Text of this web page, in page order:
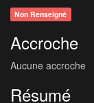
Non Renseigné
Accroche
Aucune accroche
Résumé